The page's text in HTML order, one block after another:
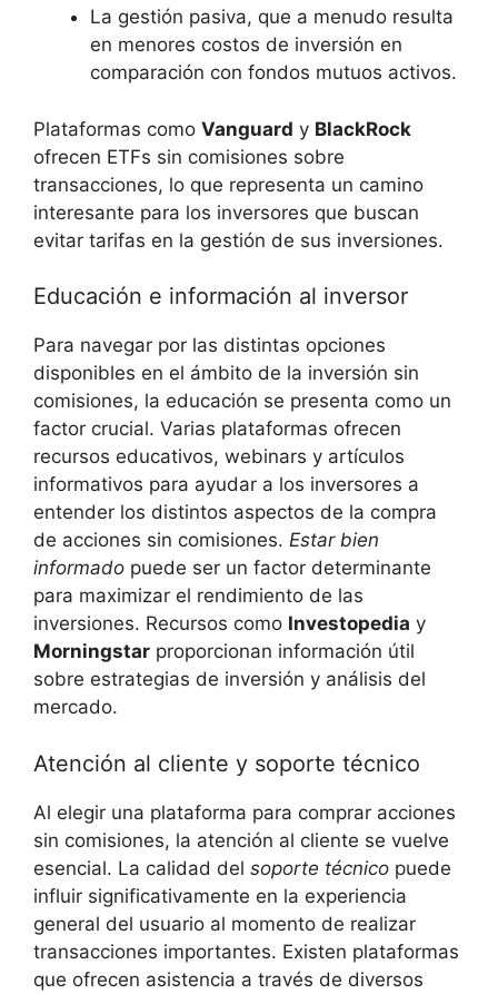
La gestión pasiva, que a menudo resulta
en ​menores costos‌ de inversión en
comparación con fondos mutuos activos.
Plataformas‌ como Vanguard ⁤y BlackRock
ofrecen ETFs⁤ sin comisiones ⁣sobre
transacciones, lo que⁤ representa un⁣ camino
interesante para los inversores que buscan
evitar tarifas en ⁤la⁣ gestión de sus ​inversiones.
Educación ⁣e​ información al​ inversor
Para navegar por las ⁣distintas ​opciones
disponibles ​en el ámbito de la⁢ inversión sin‍
comisiones,⁢ la educación se presenta​ como un
factor crucial. Varias plataformas ofrecen
recursos educativos, webinars⁢ y⁢ artículos
informativos ⁤para ayudar a los inversores a⁢
entender⁤ los⁣ distintos aspectos de⁤ la⁤ compra
de acciones​ sin comisiones. Estar⁤ bien
informado puede ser un factor determinante⁣
para maximizar el ⁣rendimiento de las
inversiones. Recursos como Investopedia y
Morningstar proporcionan información útil⁤
sobre ⁤estrategias de inversión y ⁤análisis⁤ del
mercado.
Atención ‌al cliente y soporte técnico
Al elegir una plataforma para comprar acciones
sin⁤ comisiones, ‌la atención ​al cliente se vuelve
esencial. La ⁢calidad del soporte ⁣técnico puede
influir significativamente en la⁣ experiencia
general del usuario⁢ al ⁣momento de realizar
transacciones importantes. Existen plataformas
que ofrecen asistencia a través de diversos⁢